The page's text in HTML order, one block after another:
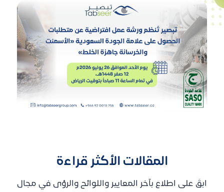
المقالات الأكثر قراءة
ابقَ على اطلاع بآخر المعايير واللوائح والرؤى في مجال